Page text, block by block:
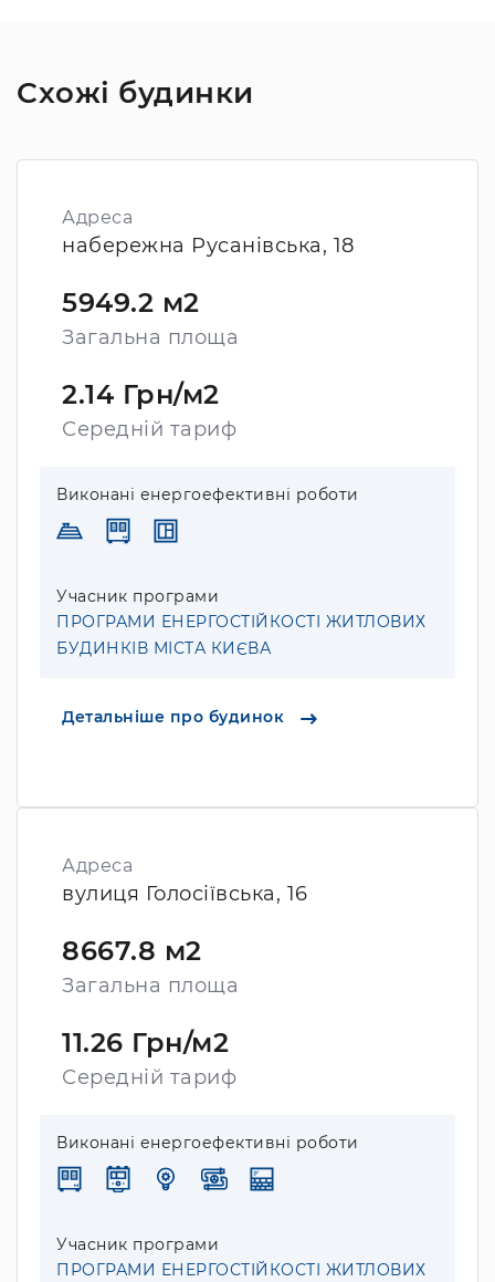
Схожі будинки
Адреса
набережна Русанівська, 18
5949.2 м2
Загальна площа
2.14 Грн/м2
Середній тариф
Виконані енергоефективні роботи
Учасник програми
ПРОГРАМИ ЕНЕРГОСТІЙКОСТІ ЖИТЛОВИХ
БУДИНКІВ МІСТА КИЄВА
Детальніше про будинок
Адреса
вулиця Голосіївська, 16
8667.8 м2
Загальна площа
11.26 Грн/м2
Середній тариф
Виконані енергоефективні роботи
Учасник програми
ПРОГРАМИ ЕНЕРГОСТІЙКОСТІ ЖИТЛОВИХ